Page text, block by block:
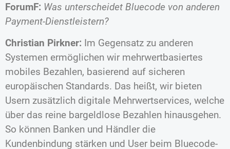
ForumF: Was unterscheidet Bluecode von anderen
Payment-Dienstleistern?
Christian Pirkner: Im Gegensatz zu anderen
Systemen ermöglichen wir mehrwertbasiertes
mobiles Bezahlen, basierend auf sicheren
europäischen Standards. Das heißt, wir bieten
Usern zusätzlich digitale Mehrwertservices, welche
über das reine bargeldlose Bezahlen hinausgehen.
So können Banken und Händler die
Kundenbindung stärken und User beim Bluecode-